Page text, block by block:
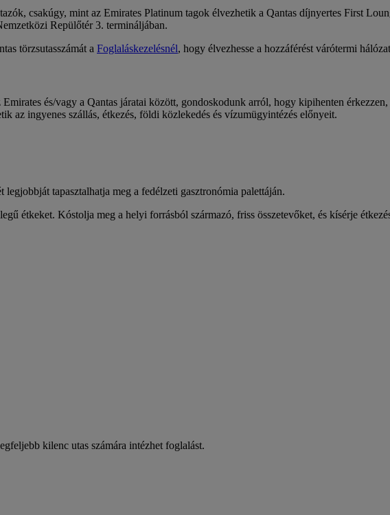
csakúgy, mint az Emirates Platinum tagok élvezhetik a Qantas díjnyertes First
Repülőtér 3. termináljában.
törzsutasszámát a Foglaláskezelésnél, hogy élvezhesse a hozzáférést várótermi
Emirates és/vagy a Qantas járatai között, gondoskodunk arról, hogy kipihenten
az ingyenes szállás, étkezés, földi közlekedés és vízumügyintézés előnyeit.
tapasztalhatja meg a fedélzeti gasztronómia palettáján.
étkeket. Kóstolja meg a helyi forrásból származó, friss összetevőket, és kísérje
kilenc utas számára intézhet foglalást.